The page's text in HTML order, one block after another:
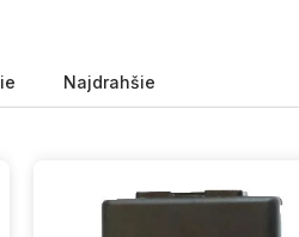
Najdrahšie